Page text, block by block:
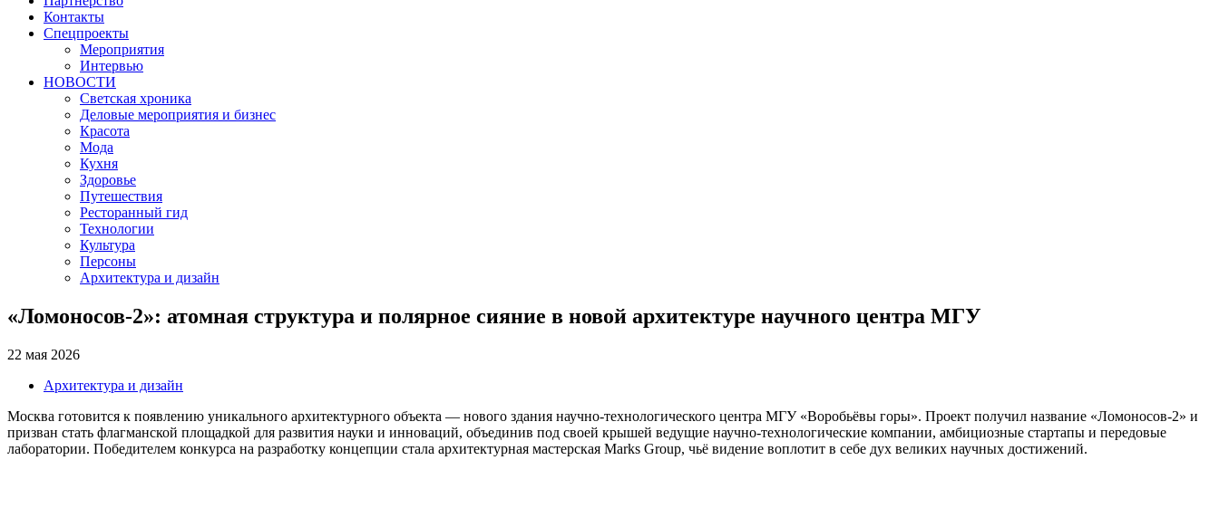
Контакты
Спецпроекты
Мероприятия
Интервью
НОВОСТИ
Светская хроника
Деловые мероприятия и бизнес
Красота
Мода
Кухня
Здоровье
Путешествия
Ресторанный гид
Технологии
Культура
Персоны
Архитектура и дизайн
«Ломоносов‑2»: атомная структура и полярное сияние в новой архитектуре научного центра МГУ
22 мая 2026
Архитектура и дизайн
Москва готовится к появлению уникального архитектурного объекта — нового здания научно-технологического центра МГУ «Воробьёвы горы». Проект получил название «Ломоносов‑2» и
призван стать флагманской площадкой для развития науки и инноваций, объединив под своей крышей ведущие научно-технологические компании, амбициозные стартапы и передовые
лаборатории. Победителем конкурса на разработку концепции стала архитектурная мастерская Marks Group, чьё видение воплотит в себе дух великих научных достижений.